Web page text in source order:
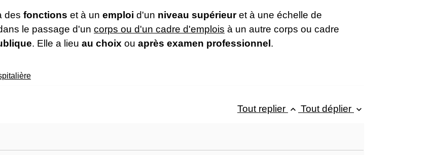
des fonctions et à un emploi d'un niveau supérieuret à une échelle de
le passage d'un corps ou d'un cadre d'emplois à un autre corps ou cadre
. Elle a lieu au choix ou après examen professionnel .
Tout replier keyboard_arrow_up Tout déplier keyboard_arrow_down